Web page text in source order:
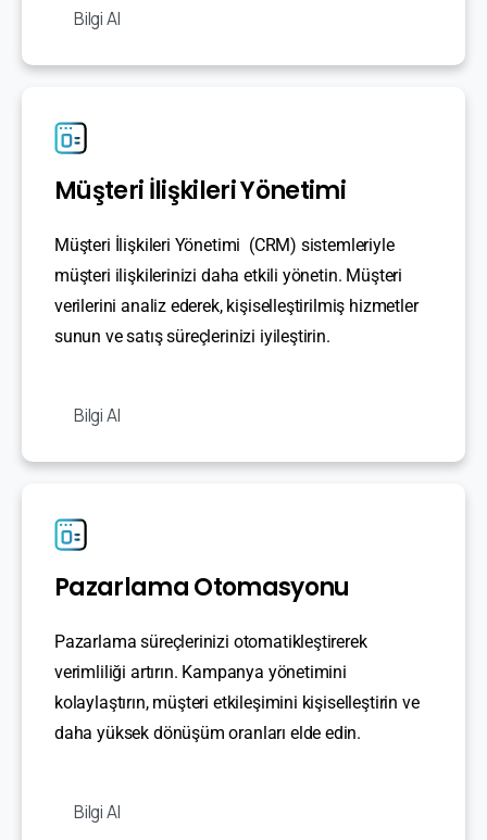
Bilgi Al
Müşteri İlişkileri Yönetimi
Müşteri İlişkileri Yönetimi (CRM) sistemleriyle
müşteri ilişkilerinizi daha etkili yönetin. Müşteri
verilerini analiz ederek, kişiselleştirilmiş hizmetler
sunun ve satış süreçlerinizi iyileştirin.
Bilgi Al
Pazarlama Otomasyonu
Pazarlama süreçlerinizi otomatikleştirerek
verimliliği artırın. Kampanya yönetimini
kolaylaştırın, müşteri etkileşimini kişiselleştirin ve
daha yüksek dönüşüm oranları elde edin.
Bilgi Al